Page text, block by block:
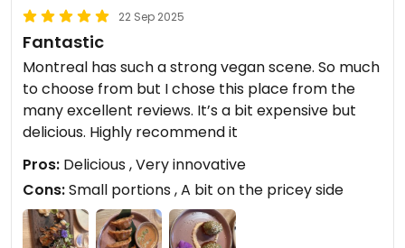
22 Sep 2025
Fantastic
Montreal has such a strong vegan scene. So much
to choose from but I chose this place from the
many excellent reviews. It’s a bit expensive but
delicious. Highly recommend it
Pros: Delicious , Very innovative
Cons:Small portions , A bit on the pricey side